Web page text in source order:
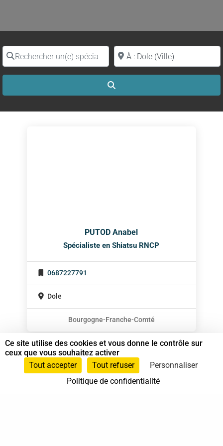
Rechercher un(e) spécialiste par nomProche de (ville ou région)
PUTOD Anabel
Spécialiste en Shiatsu RNCP
0687227791
Dole
Bourgogne-Franche-Comté
Ce site utilise des cookies et vous donne le contrôle sur
ceux que vous souhaitez activer
Tout accepter
Tout refuser
Personnaliser
Politique de confidentialité